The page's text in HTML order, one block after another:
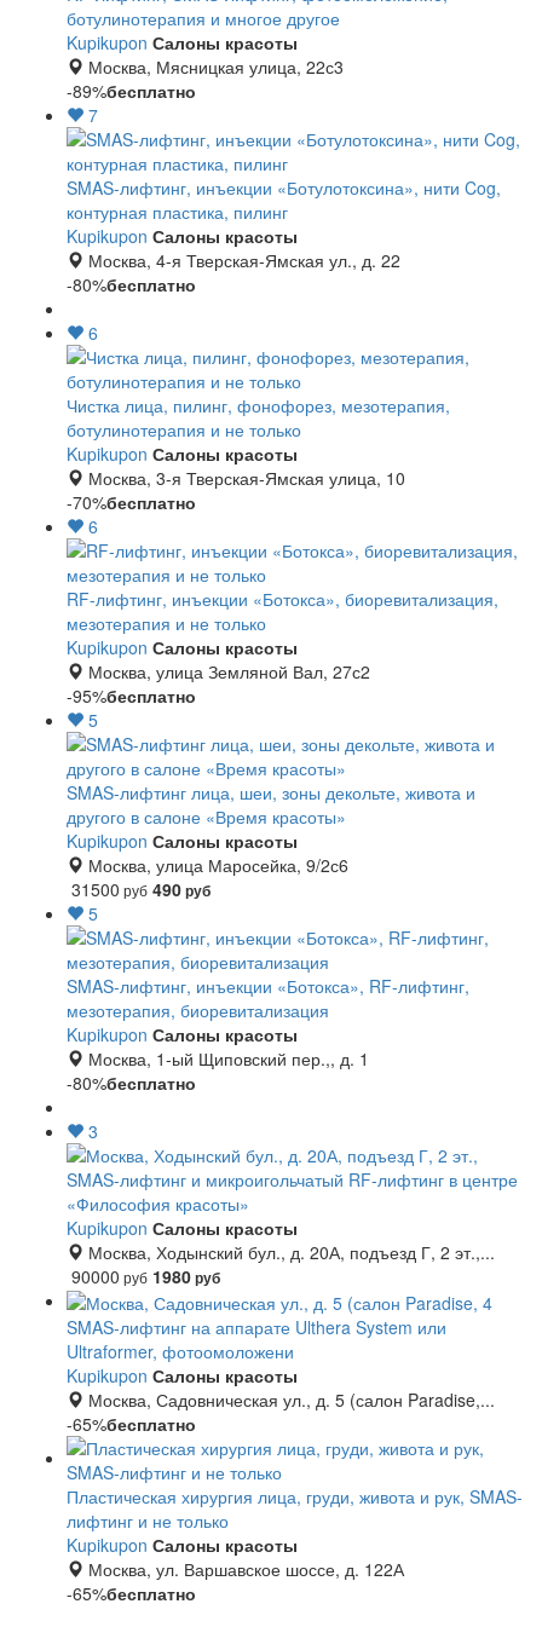
ботулинотерапия и многое другое
Kupikupon Салоны красоты
Москва, Мясницкая улица, 22с3
-89%бесплатно
7
SMAS-лифтинг, инъекции «Ботулотоксина», нити Cog,
контурная пластика, пилинг
Kupikupon Салоны красоты
Москва, 4-я Тверская-Ямская ул., д. 22
-80%бесплатно
6
Чистка лица, пилинг, фонофорез, мезотерапия,
ботулинотерапия и не только
Kupikupon Салоны красоты
Москва, 3-я Тверская-Ямская улица, 10
-70%бесплатно
6
RF-лифтинг, инъекции «Ботокса», биоревитализация,
мезотерапия и не только
Kupikupon Салоны красоты
Москва, улица Земляной Вал, 27с2
-95%бесплатно
5
SMAS-лифтинг лица, шеи, зоны декольте, живота и
другого в салоне «Время красоты»
Kupikupon Салоны красоты
Москва, улица Маросейка, 9/2с6
31500 руб 490руб
5
SMAS-лифтинг, инъекции «Ботокса», RF-лифтинг,
мезотерапия, биоревитализация
Kupikupon Салоны красоты
Москва, 1-ый Щиповский пер.,, д. 1
-80%бесплатно
3
SMAS-лифтинг и микроигольчатый RF-лифтинг в центре
«Философия красоты»
Kupikupon Салоны красоты
Москва, Ходынский бул., д. 20А, подъезд Г, 2 эт.,...
90000 руб 1980руб
SMAS-лифтинг на аппарате Ulthera System или
Ultraformer, фотоомоложени
Kupikupon Салоны красоты
Москва, Садовническая ул., д. 5 (салон Paradise,...
-65%бесплатно
Пластическая хирургия лица, груди, живота и рук, SMAS-
лифтинг и не только
Kupikupon Салоны красоты
Москва, ул. Варшавское шоссе, д. 122А
-65%бесплатно